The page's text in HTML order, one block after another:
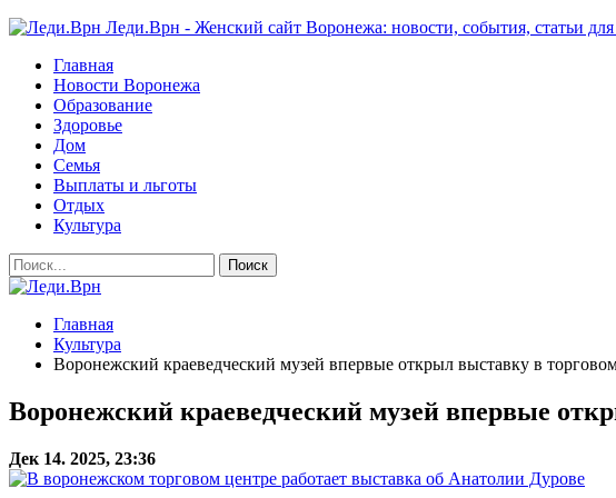
Леди.Врн - Женский сайт Воронежа: новости, события, статьи
Главная
Новости Воронежа
Образование
Здоровье
Дом
Семья
Выплаты и льготы
Отдых
Культура
Главная
Культура
Воронежский краеведческий музей впервые открыл выставку в
Воронежский краеведческий музей впервые
Дек 14. 2025, 23:36